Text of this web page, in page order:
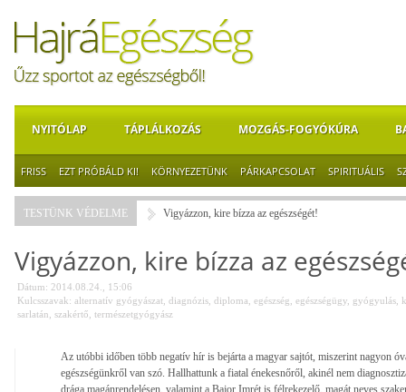
NYITÓLAP TÁPLÁLKOZÁS MOZGÁS-FOGYÓKÚRA
FRISS EZT PRÓBÁLD KI! KÖRNYEZETÜNK PÁRKAPCSOLAT SPIRITUÁLIS
TESTÜNK VÉDELME Vigyázzon, kire bízza az egészségét!
Vigyázzon, kire bízza az
Dátum: 2014.08.24., 15:06
Kulcsszavak: alternatív gyógyászat diagnózis diploma egészség egészségügy gyógyulás
sarlatán szakértő természetgyógyász
Az utóbbi időben több negatív hír is bejárta a magyar sajtót, miszerint nagyon
egészségünkről van szó. Hallhattunk a fiatal énekesnőről, akinél nem
drága magánrendelésen, valamint a Bajor Imrét is félrekezelő, magát neves